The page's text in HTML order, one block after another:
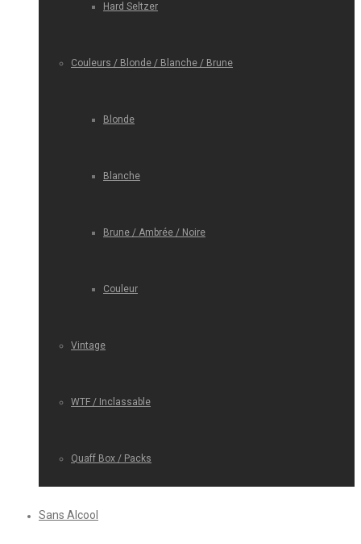
Hard Seltzer
Couleurs / Blonde / Blanche / Brune
Blonde
Blanche
Brune / Ambrée / Noire
Couleur
Vintage
WTF / Inclassable
Quaff Box / Packs
Sans Alcool